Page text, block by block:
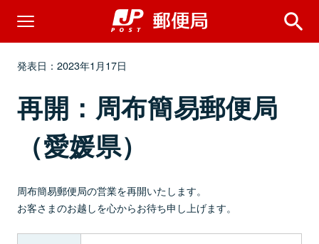
発表日：2023年1月17日
再開：周布簡易郵便局
（愛媛県）
周布簡易郵便局の営業を再開いたします。
お客さまのお越しを心からお待ち申し上げます。